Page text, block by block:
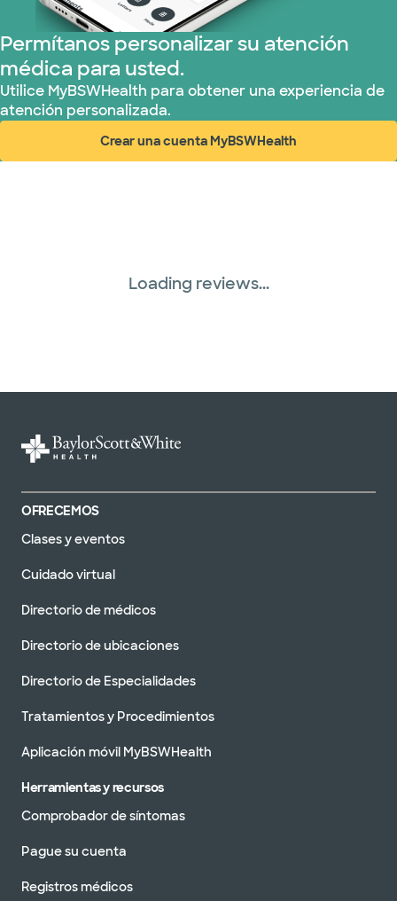
Permítanos personalizar su atención
médica para usted.
Utilice MyBSWHealth para obtener una experiencia de
atención personalizada.
Crear una cuenta MyBSWHealth
(abre en ventana nueva)
Loading reviews...
OFRECEMOS
Clases y eventos
Cuidado virtual
Directorio de médicos
Directorio de ubicaciones
Directorio de Especialidades
Tratamientos y Procedimientos
Aplicación móvil MyBSWHealth
Herramientas y recursos
Comprobador de síntomas
Pague su cuenta
Registros médicos